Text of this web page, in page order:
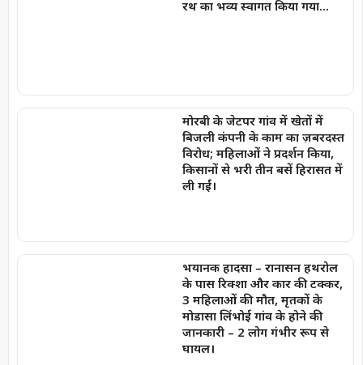
रथ का भव्य स्वागत किया गया…
मोरबी के जेटपर गांव में खेतों में
बिजली कंपनी के काम का ज़बरदस्त
विरोध; महिलाओं ने प्रदर्शन किया,
किसानों से भरी तीन बसें हिरासत में
ली गईं।
भयानक हादसा – रानासन हथरोल
के पास रिक्शा और कार की टक्कर,
3 महिलाओं की मौत, मृतकों के
मोडासा लिंभोई गांव के होने की
जानकारी – 2 लोग गंभीर रूप से
घायल।